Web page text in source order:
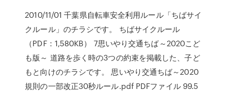
2010/11/01 千葉県自転車安全利用ルール「ちばサイ
クルール」のチラシです。 ちばサイクルール
（PDF：1,580KB） 7思いやり交通ちば～2020こど
も版～ 道路を歩く時の3つの約束を掲載した、子ど
もと向けのチラシです。 思いやり交通ちば～2020
規則の一部改正30秒ルール.pdf PDFファイル 99.5